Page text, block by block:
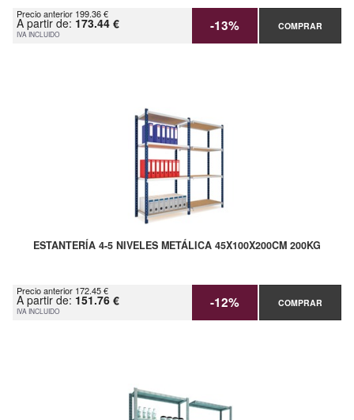
Precio anterior 199.36 €
A partir de: 173.44 €
IVA INCLUIDO -13% COMPRAR
ESTANTERÍA 4-5 NIVELES METÁLICA 45X100X200CM 200KG
Precio anterior 172.45 €
A partir de: 151.76 €
IVA INCLUIDO -12% COMPRAR